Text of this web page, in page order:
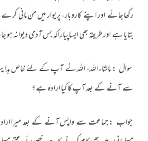
رکھا جائے اور اپنے کاروبار، پریوار میں من مانی
بتایا ہے اور طریقہ بھی ایساپیاراکہ بس آدمی دیوانہ
سوال : ماشاء اللہ، اللہ نے آپ کے لئے خاص
سے آنے کے بعد آپ کا کیا ارادہ ہے ؟
جواب : جماعت سے واپس آنے کے بعد میرا ارادہ